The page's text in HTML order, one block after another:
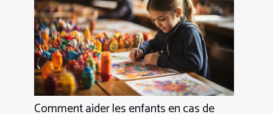
Comment aider les enfants en cas de